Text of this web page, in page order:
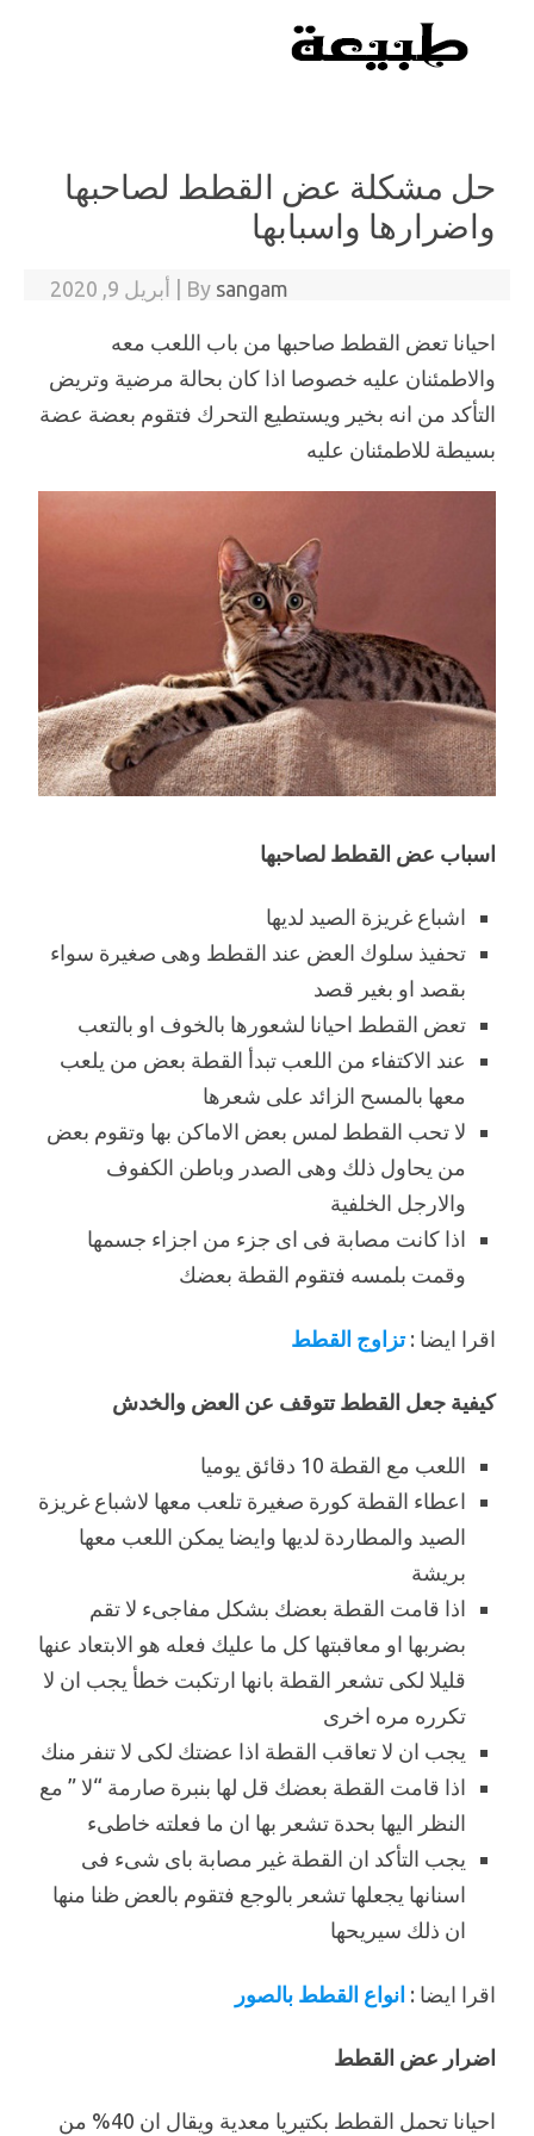
حل مشكلة عض القطط لصاحبها
واضرارها واسبابها
By sangam أبريل 9, 2020
احيانا تعض القطط صاحبها من باب اللعب معه
والاطمئنان عليه خصوصا اذا كان بحالة مرضية وتريض
التأكد من انه بخير ويستطيع التحرك فتقوم بعضة عضة
بسيطة للاطمئنان عليه
اسباب عض القطط لصاحبها
اشباع غريزة الصيد لديها
تحفيذ سلوك العض عند القطط وهى صغيرة سواء
بقصد او بغير قصد
تعض القطط احيانا لشعورها بالخوف او بالتعب
عند الاكتفاء من اللعب تبدأ القطة بعض من يلعب
معها بالمسح الزائد على شعرها
لا تحب القطط لمس بعض الاماكن بها وتقوم بعض
من يحاول ذلك وهى الصدر وباطن الكفوف
والارجل الخلفية
اذا كانت مصابة فى اى جزء من اجزاء جسمها
وقمت بلمسه فتقوم القطة بعضك
اقرا ايضا : تزاوج القطط
كيفية جعل القطط تتوقف عن العض والخدش
اللعب مع القطة 10 دقائق يوميا
اعطاء القطة كورة صغيرة تلعب معها لاشباع غريزة
الصيد والمطاردة لديها وايضا يمكن اللعب معها
بريشة
اذا قامت القطة بعضك بشكل مفاجىء لا تقم
بضربها او معاقبتها كل ما عليك فعله هو الابتعاد عنها
قليلا لكى تشعر القطة بانها ارتكبت خطأ يجب ان لا
تكرره مره اخرى
يجب ان لا تعاقب القطة اذا عضتك لكى لا تنفر منك
اذا قامت القطة بعضك قل لها بنبرة صارمة “لا ” مع
النظر اليها بحدة تشعر بها ان ما فعلته خاطىء
يجب التأكد ان القطة غير مصابة باى شىء فى
اسنانها يجعلها تشعر بالوجع فتقوم بالعض ظنا منها
ان ذلك سيريحها
اقرا ايضا : انواع القطط بالصور
اضرار عض القطط
احيانا تحمل القطط بكتيريا معدية ويقال ان 40% من